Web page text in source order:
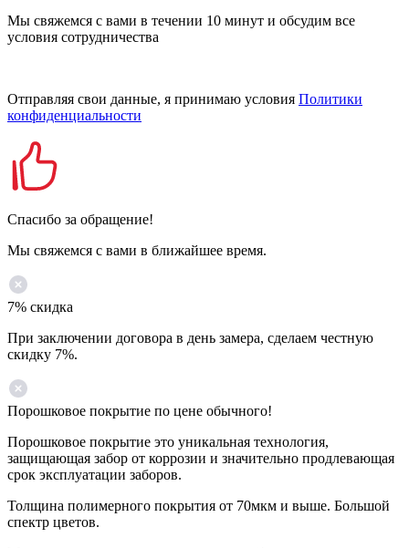
Мы свяжемся с вами в течении 10 минут и обсудим все
условия сотрудничества
Отправляя свои данные, я принимаю условия Политики
конфиденциальности
Спасибо за обращение!
Мы свяжемся с вами в ближайшее время.
7% скидка
При заключении договора в день замера, сделаем честную
скидку 7%.
Порошковое покрытие по цене обычного!
Порошковое покрытие это уникальная технология,
защищающая забор от коррозии и значительно продлевающая
срок эксплуатации заборов.
Толщина полимерного покрытия от 70мкм и выше. Большой
спектр цветов.